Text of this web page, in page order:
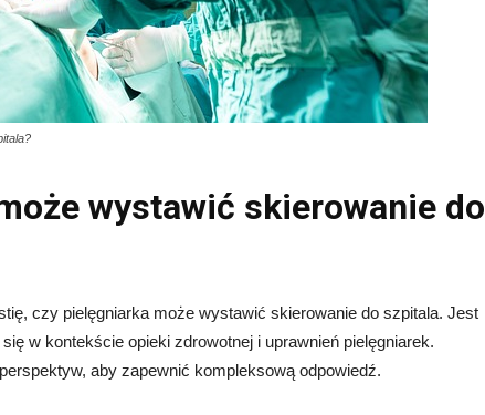
wystawić skierowanie do
czy pielęgniarka może wystawić skierowanie do szpitala. Jest
w kontekście opieki zdrowotnej i uprawnień pielęgniarek.
aby zapewnić kompleksową odpowiedź.